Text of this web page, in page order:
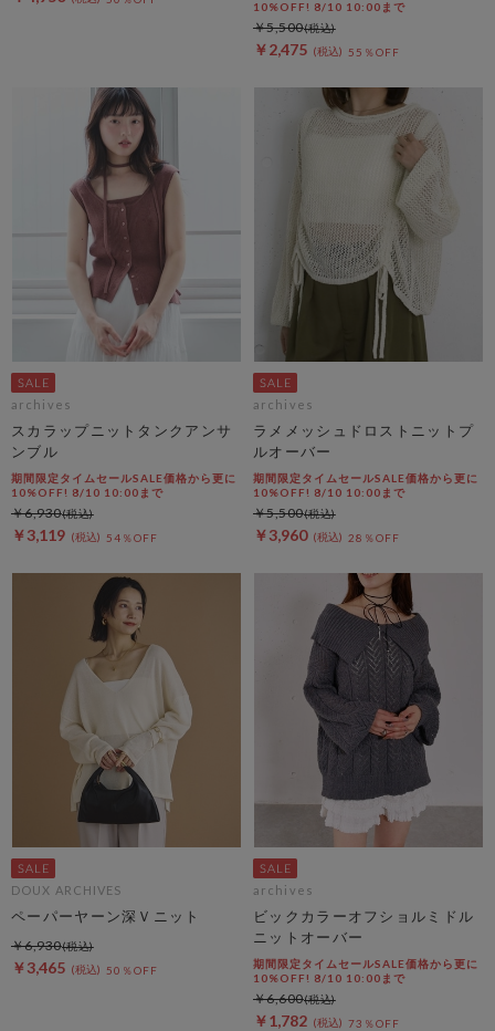
10%OFF! 8/10 10:00まで
￥2,475 55％OFF
￥5,500
archives
スカラップニットタンクアンサ
ンブル
期間限定タイムセールSALE価格から更に
10%OFF! 8/10 10:00まで
￥3,119 54％OFF
￥6,930
archives
ラメメッシュドロストニットプ
ルオーバー
期間限定タイムセールSALE価格から更に
10%OFF! 8/10 10:00まで
￥3,960 28％OFF
￥5,500
DOUX ARCHIVES
ペーパーヤーン深Ｖニット
￥3,465 50％OFF
￥6,930
archives
ビックカラーオフショルミドル
ニットオーバー
期間限定タイムセールSALE価格から更に
10%OFF! 8/10 10:00まで
￥1,782 73％OFF
￥6,600